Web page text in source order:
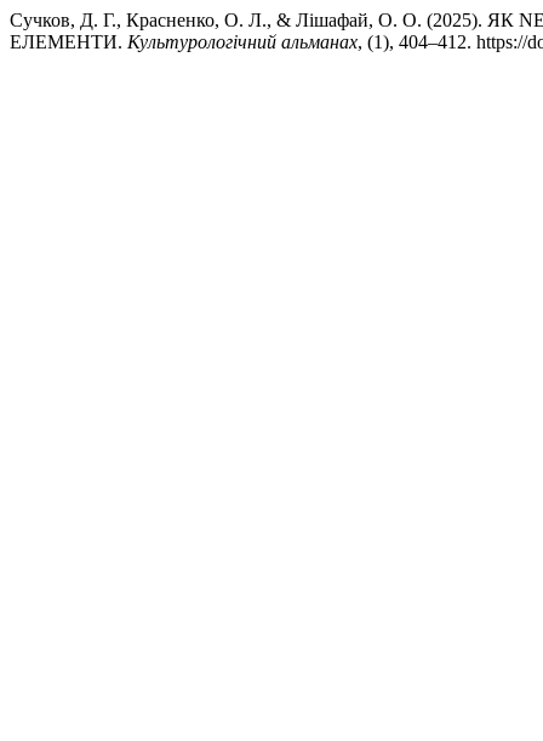
Сучков, Д. Г., Красненко, О. Л., & Лішафай, О. О. (2025).
ЕЛЕМЕНТИ. Культурологічний альманах, (1), 404–412. https://